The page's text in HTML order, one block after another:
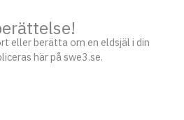
eller berätta om en eldsjäl i din
här på swe3.se.